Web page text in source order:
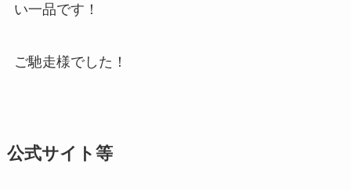
い一品です！
ご馳走様でした！
公式サイト等